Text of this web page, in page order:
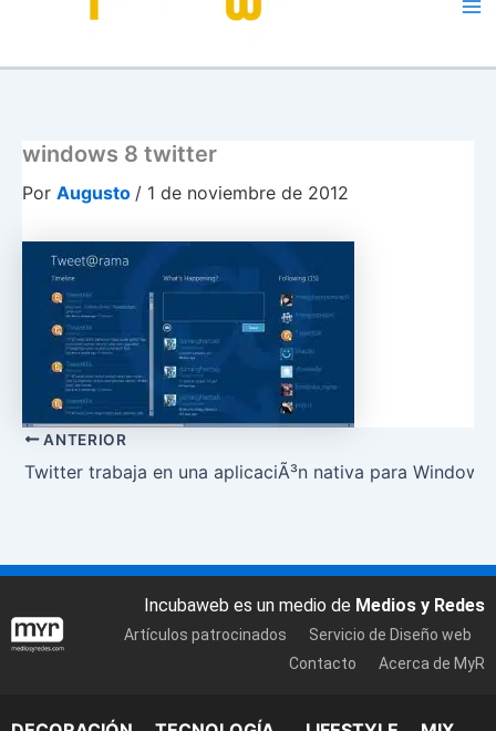
windows 8 twitter
Por Augusto / 1 de noviembre de 2012
ANTERIOR
Twitter trabaja en una aplicaciÃ³n nativa para Windows
Incubaweb es un medio de Medios y Redes
Artículos patrocinados
Servicio de Diseño web
Contacto
Acerca de MyR